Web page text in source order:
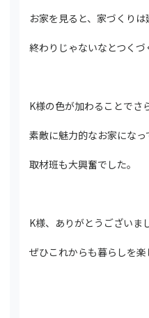
お家を見ると、家づくりは
終わりじゃないなとつくづ
K様の色が加わることでさ
素敵に魅力的なお家になっ
取材班も大興奮でした。
K様、ありがとうございま
ぜひこれからも暮らしを